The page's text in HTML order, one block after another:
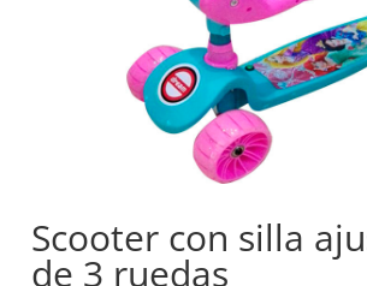
Scooter con silla
de 3 ruedas